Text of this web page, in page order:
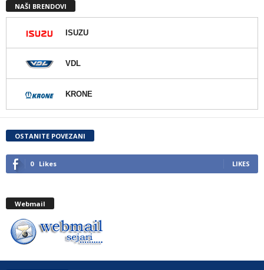
NAŠI BRENDOVI
ISUZU
VDL
KRONE
OSTANITE POVEZANI
0 Likes LIKES
Webmail